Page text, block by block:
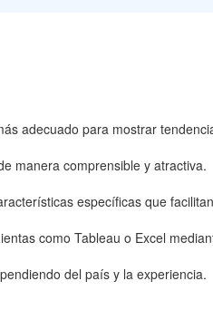
adecuado para mostrar
manera comprensible y atractiva.
específicas que
como Tableau o Excel
del país y la experiencia.